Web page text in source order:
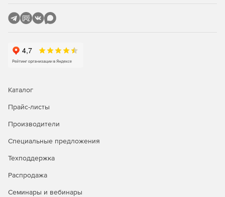
Использование разнообразных инструментов
подключение к серверам и браузеру.
автоматизации бизнес-процессов.
Автоматизация исправления неполадок; запуск
Интеграция со службой HelpDesk для
Каталог
Прайс-листы
Производители
Специальные предложения
Техподдержка
Распродажа
Семинары и вебинары